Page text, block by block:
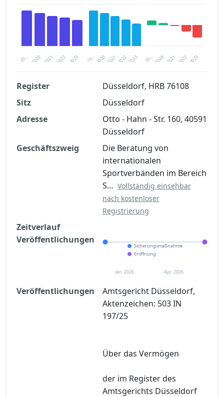
20… 2021 2023
2020 2022 20… 2021 2023
2020 2022 20… 2021 2023
2020 2022
Finanzkennzahlen nach kostenloser
Registrierung verfügbar
Jetzt kostenlos registrieren
Register
Düsseldorf, HRB 76108
Sitz
Düsseldorf
Adresse
Otto - Hahn - Str. 160, 40591
Düsseldorf
Geschäftszweig
Die Beratung von
internationalen
Sportverbänden im Bereich
S… Vollständig einsehbar
nach kostenloser
Registrierung
Zeitverlauf
Veröffentlichungen
Sicherungsmaßnahme
Eröffnung
Jan. 2026 Apr. 2026
Veröffentlichungen
Amtsgericht Düsseldorf,
Aktenzeichen: 503 IN
197/25
Über das Vermögen
der im Register des
Amtsgerichts Düsseldorf